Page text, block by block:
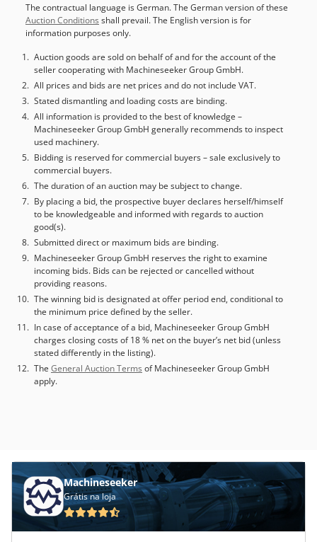
torneamento: 1.600 mm Peso máximo da peça: 5.000 kg
Velocidade de rotação da mesa: 2 - 300 rpm Curso do eixo
X: 1.475 mm Curso do eixo Z: 900 mm Avanço rápido: 10
m/min Cone do fuso: ISO BT50 Número de posições para
ferramentas: 12 DETALHES DA MÁQUINA Comando: Fanuc
0i-TD Potência total: 75 kW Dimensões & Peso Espaço
necessário: aprox. 4,7 x 5,8 x 5,5 m Peso da máquina:
aprox. 32 t EQUIPAMENTO Revólver de troca de ferramenta
para 12 ferramentas de torneamento com interface BT 50
Nota: Os €5.000 para desmontagem e carregamento
referem-se à preparação para transporte dentro da UE.
Preparação para transporte marítimo é possível, custos
sob consulta.
The contractual language is German. The German version of these
Auction Conditions shall prevail. The English version is for
information purposes only.
Auction goods are sold on behalf of and for the account of the
seller cooperating with Machineseeker Group GmbH.
All prices and bids are net prices and do not include VAT.
Stated dismantling and loading costs are binding.
All information is provided to the best of knowledge –
Machineseeker Group GmbH generally recommends to inspect
used machinery.
Bidding is reserved for commercial buyers – sale exclusively to
commercial buyers.
The duration of an auction may be subject to change.
By placing a bid, the prospective buyer declares herself/himself
to be knowledgeable and informed with regards to auction
good(s).
Submitted direct or maximum bids are binding.
Machineseeker Group GmbH reserves the right to examine
incoming bids. Bids can be rejected or cancelled without
providing reasons.
The winning bid is designated at offer period end, conditional to
the minimum price defined by the seller.
In case of acceptance of a bid, Machineseeker Group GmbH
charges closing costs of 18 % net on the buyer’s net bid (unless
stated differently in the listing).
The General Auction Terms of Machineseeker Group GmbH
apply.
Machineseeker
Grátis na loja